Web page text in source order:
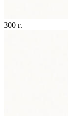
300 г.